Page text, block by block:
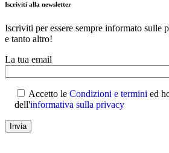
Iscriviti alla newsletter
Iscriviti per essere sempre informato sulle
e tanto altro!
La tua email
Accetto le Condizioni e termini ed
dell'informativa sulla privacy